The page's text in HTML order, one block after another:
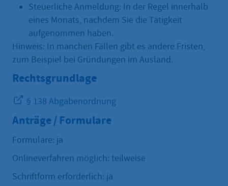
Steuerliche Anmeldung: In der Regel innerhalb
eines Monats, nachdem Sie die Tätigkeit
aufgenommen haben.
Hinweis: In manchen Fällen gibt es andere Fristen,
zum Beispiel bei Gründungen im Ausland.
Rechtsgrundlage
§ 138 Abgabenordnung
Anträge / Formulare
Formulare: ja
Onlineverfahren möglich: teilweise
Schriftform erforderlich: ja